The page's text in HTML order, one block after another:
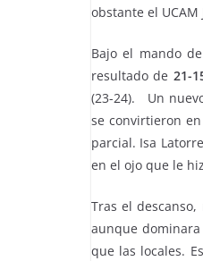
obstante el
Bajo el mando de
resultado de 21-
(23-24). Un
se convirtieron
parcial. Isa
en el ojo que le
Tras el
aunque
que las locales.